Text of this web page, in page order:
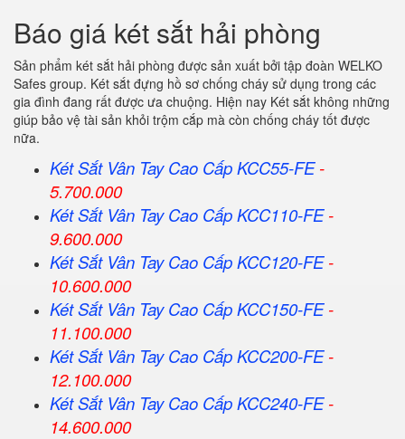
Báo giá két sắt hải phòng
Sản phẩm két sắt hải phòng được sản xuất bởi tập đoàn WELKO
Safes group. Két sắt đựng hồ sơ chống cháy sử dụng trong các
gia đình đang rất được ưa chuộng. Hiện nay Két sắt không những
giúp bảo vệ tài sản khỏi trộm cắp mà còn chống cháy tốt được
nữa.
Két Sắt Vân Tay Cao Cấp KCC55-FE-
5.700.000
Két Sắt Vân Tay Cao Cấp KCC110-FE-
9.600.000
Két Sắt Vân Tay Cao Cấp KCC120-FE-
10.600.000
Két Sắt Vân Tay Cao Cấp KCC150-FE-
11.100.000
Két Sắt Vân Tay Cao Cấp KCC200-FE-
12.100.000
Két Sắt Vân Tay Cao Cấp KCC240-FE-
14.600.000